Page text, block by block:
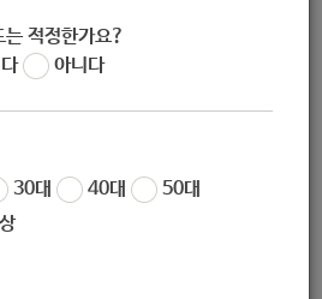
적정한가요?
아니다
30대 40대
50대
대상자 선정기준 원칙